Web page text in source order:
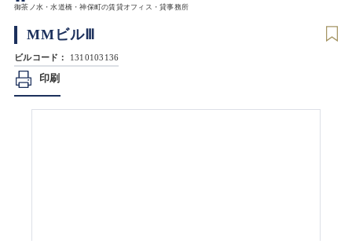
御茶ノ水・水道橋・神保町の賃貸オフィス・貸事務所
MMビルⅢ
ビルコード： 1310103136
印刷